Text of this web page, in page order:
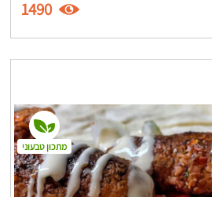
1490
מתכון טבעוני